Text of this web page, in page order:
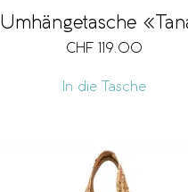
Umhängetasche
CHF 119.00
In die Tasche